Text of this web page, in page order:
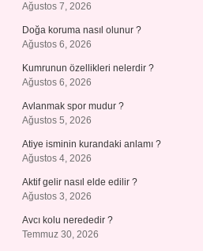
Ağustos 7, 2026
Doğa koruma nasıl olunur ?
Ağustos 6, 2026
Kumrunun özellikleri nelerdir ?
Ağustos 6, 2026
Avlanmak spor mudur ?
Ağustos 5, 2026
Atiye isminin kurandaki anlamı ?
Ağustos 4, 2026
Aktif gelir nasıl elde edilir ?
Ağustos 3, 2026
Avcı kolu nerededir ?
Temmuz 30, 2026